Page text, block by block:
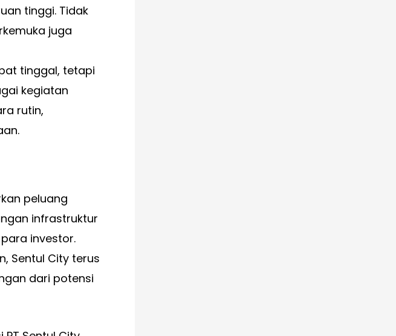
tinggi. Tidak
juga
tinggal, tetapi
kegiatan
rutin,
peluang
infrastruktur
investor.
Sentul City terus
dari potensi